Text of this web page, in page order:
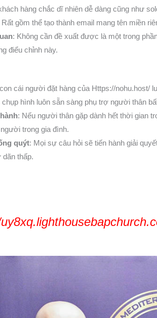
hàng chắc dĩ nhiên dễ dàng cũng như
Rất gồm thể tạo thành email mang tên miền
: Không cần đề xuất được là một trong
điểu chỉnh này.
cái người đặt hàng của Https://nohu.host/
hình luôn sẵn sàng phụ trợ người thân
: Nếu người thân gặp dành hết thời gian
trong gia đình.
quýt: Mọi sự câu hỏi sẽ tiến hành giải
dãn thấp.